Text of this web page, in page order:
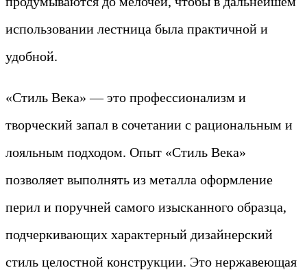
использовании лестница была практичной и
удобной.
«Стиль Века» — это профессионализм и
творческий запал в сочетании с рациональным и
лояльным подходом. Опыт «Стиль Века»
позволяет выполнять из металла оформление
перил и поручней самого изысканного образца,
подчеркивающих характерный дизайнерский
стиль целостной конструкции. Это нержавеющая